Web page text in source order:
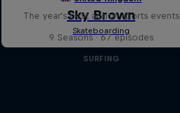
The year's best action sports events
9 Seasons · 67 episodes
SURFING